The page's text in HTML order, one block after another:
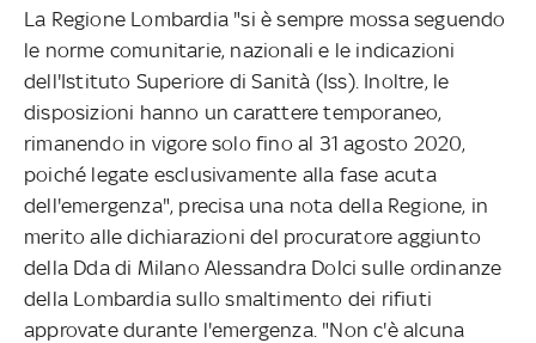
La Regione Lombardia "si è sempre mossa seguendo
le norme comunitarie, nazionali e le indicazioni
dell'Istituto Superiore di Sanità (Iss). Inoltre, le
disposizioni hanno un carattere temporaneo,
rimanendo in vigore solo fino al 31 agosto 2020,
poiché legate esclusivamente alla fase acuta
dell'emergenza", precisa una nota della Regione, in
merito alle dichiarazioni del procuratore aggiunto
della Dda di Milano Alessandra Dolci sulle ordinanze
della Lombardia sullo smaltimento dei rifiuti
approvate durante l'emergenza. "Non c'è alcuna